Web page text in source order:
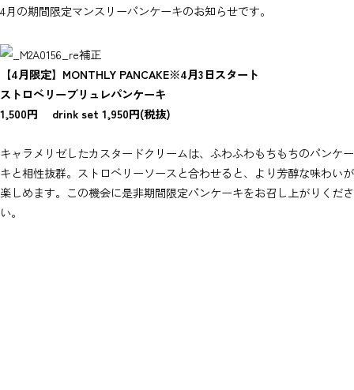
4月の期間限定マンスリーパンケーキのお知らせです。
【4月限定】MONTHLY PANCAKE※4月3日スタート
ストロベリーブリュレパンケーキ
1,500円 drink set 1,950円(税抜)
キャラメリゼしたカスタードクリームは、ふわふわもちもちのパンケー
キと相性抜群。ストロベリーソースと合わせると、より芳醇な味わいが
楽しめます。この機会に是非期間限定パンケーキをお召し上がりくださ
い。